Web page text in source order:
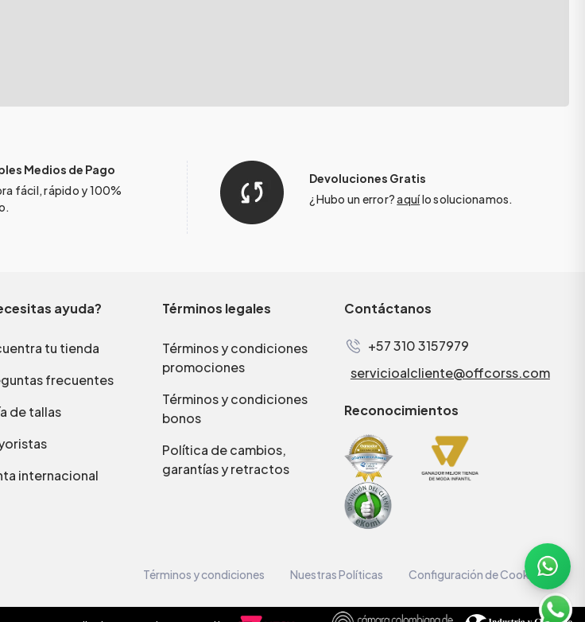
Medios de Pago
fácil, rápido y 100%
Devoluciones Gratis
¿Hubo un error?aquílo solucionamos.
ayuda?
tu tienda
frecuentes
de tallas
internacional
Términos legales
Términos y condiciones
promociones
Términos y condiciones
bonos
Política de cambios,
garantías y retractos
Contáctanos
+57 310 3157979
servicioalcliente@offcorss.com
Reconocimientos
Términos y condiciones Nuestras Políticas Configuración de Cookies